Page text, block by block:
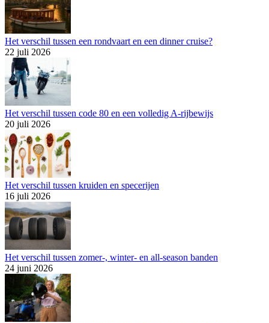
Het verschil tussen een rondvaart en een dinner cruise?
22 juli 2026
Het verschil tussen code 80 en een volledig A-rijbewijs
20 juli 2026
Het verschil tussen kruiden en specerijen
16 juli 2026
Het verschil tussen zomer-, winter- en all-season banden
24 juni 2026